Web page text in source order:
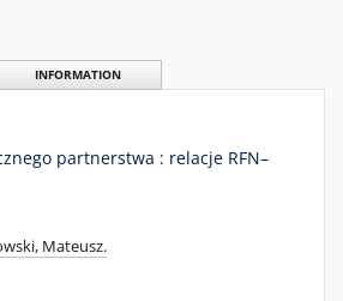
INFORMATION
partnerstwa : relacje RFN–
Mateusz.